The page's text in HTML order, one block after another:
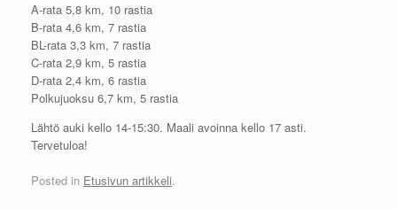
A-rata 5,8 km, 10 rastia
B-rata 4,6 km, 7 rastia
BL-rata 3,3 km, 7 rastia
C-rata 2,9 km, 5 rastia
D-rata 2,4 km, 6 rastia
Polkujuoksu 6,7 km, 5 rastia
Lähtö auki kello 14-15:30. Maali avoinna kello 17 asti.
Tervetuloa!
Posted in Etusivun artikkeli.